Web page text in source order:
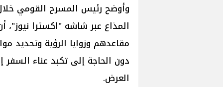
وأوضح رئيس المسرح القومي
المذاع عبر شاشه "اكسترا نيوز"،
مقاعدهم وزوايا الرؤية وتحديد
دون الحاجة إلى تكبد عناء السفر
العرض.